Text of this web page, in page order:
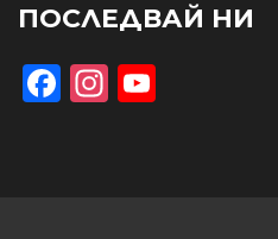
ПОСЛЕДВАЙ НИ
Facebook
Instagram